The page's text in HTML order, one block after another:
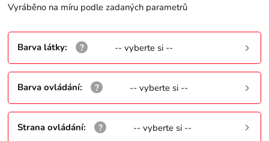
Vyráběno na míru podle zadaných parametrů
Barva látky: -- vyberte si --
Barva ovládání: -- vyberte si --
Strana ovládání: -- vyberte si --